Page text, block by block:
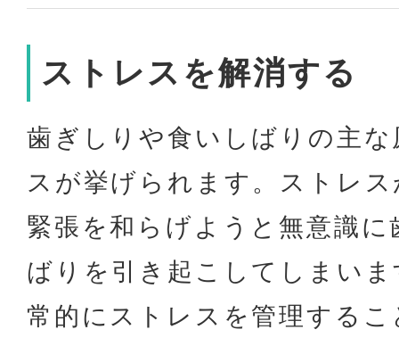
ストレスを解消する
歯ぎしりや食いしばりの主
スが挙げられます。ストレ
緊張を和らげようと無意識
ばりを引き起こしてしまい
常的にストレスを管理する